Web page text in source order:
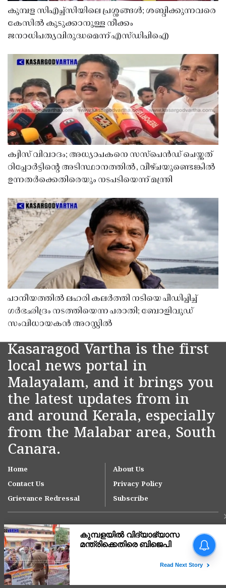
കുമ്പള സിഎച്ച്സിയിലെ പ്രശ്നങ്ങൾ; ശബ്ദിക്കുന്നവരെ
കേസിൽ കുടുക്കാനുള്ള നീക്കം
ജനാധിപത്യവിരുദ്ധമെന്ന് എസ്ഡിപിഐ
ക്വിസ് വിവാദം; അധ്യാപകനെ സസ്‌പെൻഡ് ചെയ്തത്
റിപ്പോർട്ടിൻ്റെ അടിസ്ഥാനത്തിൽ, വീഴ്ചയുണ്ടെങ്കിൽ
ഉന്നതർക്കെതിരെയും നടപടിയെന്ന് മന്ത്രി
പാനീയത്തിൽ ലഹരി കലർത്തി നടിയെ പീഡിപ്പിച്ച്
ഗർഭഛിദ്രം നടത്തിയെന്ന പരാതി; ബോളിവുഡ്
സംവിധായകൻ അറസ്റ്റിൽ
Kasaragod Vartha is the first
local news portal in
Malayalam, and it brings you
the latest updates from in
and around Kerala, especially
from the Malabar area, South
Canara.
Home
About Us
Contact Us
Privacy Policy
Grievance Redressal
Subscribe
Copyright © 2007-